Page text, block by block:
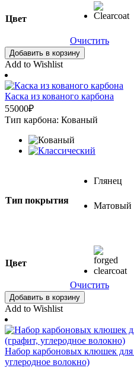
Цвет
Очистить
Добавить в корзину
Add to Wishlist
Каска из кованого карбона
55000₽
Тип карбона: Кованый
Тип покрытия
Глянец
Матовый
Цвет
Очистить
Добавить в корзину
Add to Wishlist
Набор карбоновых клюшек для
углеродное волокно)